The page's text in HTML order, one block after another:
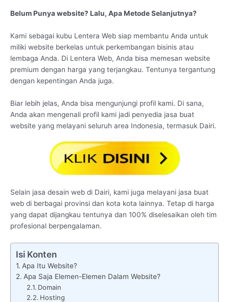
Belum Punya website? Lalu, Apa Metode Selanjutnya?
Kami sebagai kubu Lentera Web siap membantu Anda untuk
miliki website berkelas untuk perkembangan bisinis atau
lembaga Anda. Di Lentera Web, Anda bisa memesan website
premium dengan harga yang terjangkau. Tentunya tergantung
dengan kepentingan Anda juga.
Biar lebih jelas, Anda bisa mengunjungi profil kami. Di sana,
Anda akan mengenali profil kami jadi penyedia jasa buat
website yang melayani seluruh area Indonesia, termasuk Dairi.
Selain jasa desain web di Dairi, kami juga melayani jasa buat
web di berbagai provinsi dan kota kota lainnya. Tetap di harga
yang dapat dijangkau tentunya dan 100% diselesaikan oleh tim
profesional berpengalaman.
Isi Konten
Apa Itu Website?
Apa Saja Elemen-Elemen Dalam Website?
Domain
Hosting